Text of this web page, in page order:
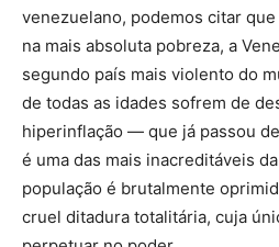
venezuelano, podemos citar
na mais absoluta pobreza, a
segundo país mais violento do
de todas as idades sofrem de
hiperinflação — que já passou
é uma das mais inacreditáveis
população é brutalmente
cruel ditadura totalitária, cuja